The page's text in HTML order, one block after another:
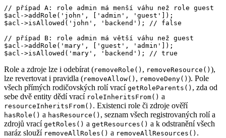
// případ A: role admin má menší váhu než role guest
$acl->addRole('john', ['admin', 'guest']);
$acl->isAllowed('john', 'backend'); // false
// případ B: role admin má větší váhu než guest
$acl->addRole('mary', ['guest', 'admin']);
Role a zdroje lze i odebírat (removeRole() , removeResource() ),
lze revertovat i pravidla (removeAllow() , removeDeny() ). Pole
všech přímých rodičovských rolí vrací getRoleParents() , zda od
sebe dvě entity dědí vrací roleInheritsFrom() a
resourceInheritsFrom() . Existenci role či zdroje ověří
hasRole() a hasResource() , seznam všech registrovaných rolí a
zdrojů vrací getRoles() a getResources() a k odstranění všech
naráz slouží removeAllRoles() a removeAllResources() .